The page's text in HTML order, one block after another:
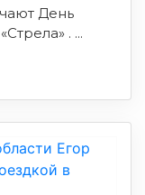
День
. ...